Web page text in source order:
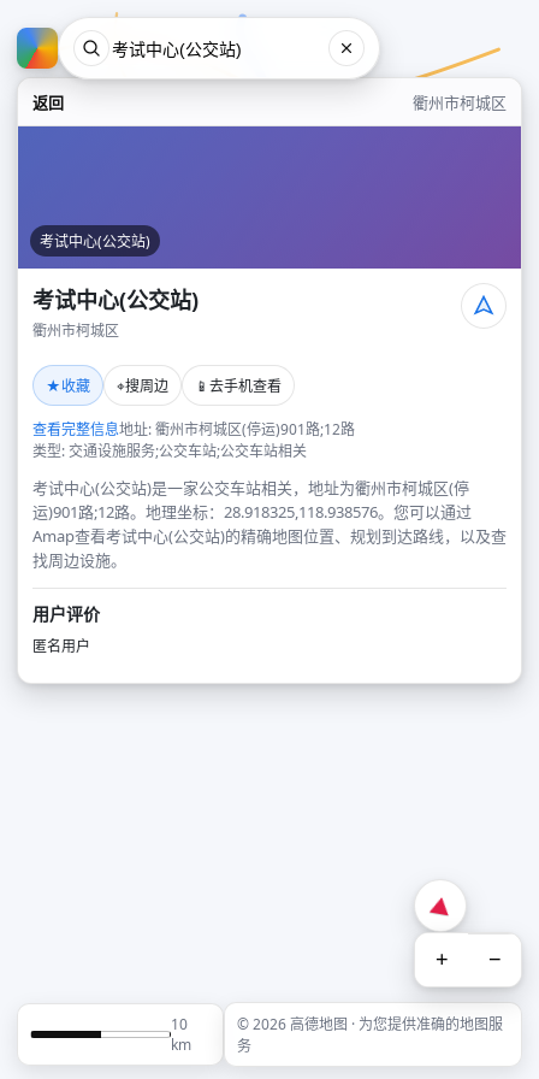
返回 衢州市柯城区
考试中心(公交站)
考试中心(公交站)
衢州市柯城区
★收藏 ⌖搜周边 📱 去手机查看
查看完整信息地址: 衢州市柯城区(停运)901路;12路
类型: 交通设施服务;公交车站;公交车站相关
考试中心(公交站)是一家公交车站相关，地址为衢州市柯城区(停
运)901路;12路。地理坐标：28.918325,118.938576。您可以通过
Amap查看考试中心(公交站)的精确地图位置、规划到达路线，以及查
找周边设施。
用户评价
匿名用户
+ −
10
km
© 2026 高德地图 · 为您提供准确的地图服
务